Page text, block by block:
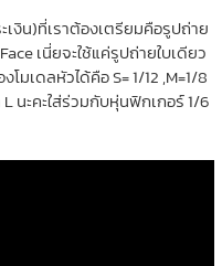
งิน)ที่เราต้องเตรียมคือรูปถ่าย
เนี่ยจะใช้แค่รูปถ่ายใบเดียว
มเดลหัวได้คือ S= 1/12 ,M=1/8
นะคะใส่ร่วมกับหุ่นฟิกเกอร์ 1/6